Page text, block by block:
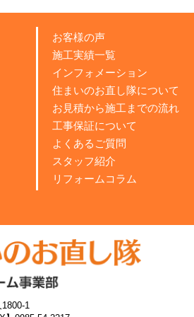
お客様の声
施工実績一覧
インフォメーション
住まいのお直し隊について
お見積から施工までの流れ
工事保証について
よくあるご質問
スタッフ紹介
リフォームコラム
1